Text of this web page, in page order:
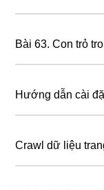
Bài 63. Con trỏ
Hướng dẫn cài
Crawl dữ liệu